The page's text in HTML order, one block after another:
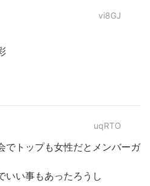
vi8GJ
uqRTO
でトップも女性だとメンバーガ
いい事もあったろうし